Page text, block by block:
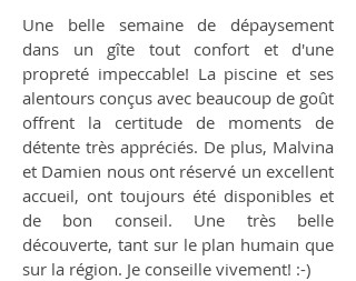
Une belle semaine de dépaysement
dans un gîte tout confort et d'une
propreté impeccable! La piscine et ses
alentours conçus avec beaucoup de goût
offrent la certitude de moments de
détente très appréciés. De plus, Malvina
et Damien nous ont réservé un excellent
accueil, ont toujours été disponibles et
de bon conseil. Une très belle
découverte, tant sur le plan humain que
sur la région. Je conseille vivement! :-)